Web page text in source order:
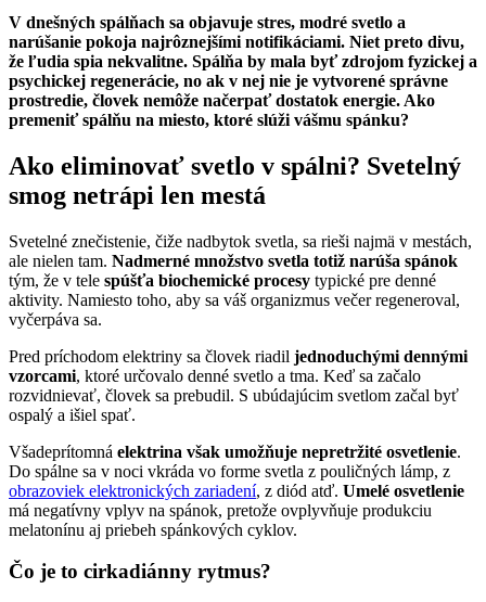
V dnešných spálňach sa objavuje stres, modré svetlo a
narúšanie pokoja najrôznejšími notifikáciami. Niet preto divu,
že ľudia spia nekvalitne. Spálňa by mala byť zdrojom fyzickej a
psychickej regenerácie, no ak v nej nie je vytvorené správne
prostredie, človek nemôže načerpať dostatok energie. Ako
premeniť spálňu na miesto, ktoré slúži vášmu spánku?
Ako eliminovať svetlo v spálni? Svetelný
smog netrápi len mestá
Svetelné znečistenie, čiže nadbytok svetla, sa rieši najmä v mestách,
ale nielen tam. Nadmerné množstvo svetla totiž narúša spánok
tým, že v tele spúšťa biochemické procesy typické pre denné
aktivity. Namiesto toho, aby sa váš organizmus večer regeneroval,
vyčerpáva sa.
Pred príchodom elektriny sa človek riadil jednoduchými dennými
vzorcami, ktoré určovalo denné svetlo a tma. Keď sa začalo
rozvidnievať, človek sa prebudil. S ubúdajúcim svetlom začal byť
ospalý a išiel spať.
Všadeprítomná elektrina však umožňuje nepretržité osvetlenie.
Do spálne sa v noci vkráda vo forme svetla z pouličných lámp, z
obrazoviek elektronických zariadení, z diód atď. Umelé osvetlenie
má negatívny vplyv na spánok, pretože ovplyvňuje produkciu
melatonínu aj priebeh spánkových cyklov.
Čo je to cirkadiánny rytmus?